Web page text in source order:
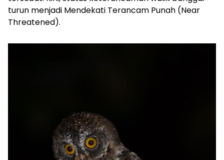
turun menjadi Mendekati Terancam Punah (Near
Threatened).